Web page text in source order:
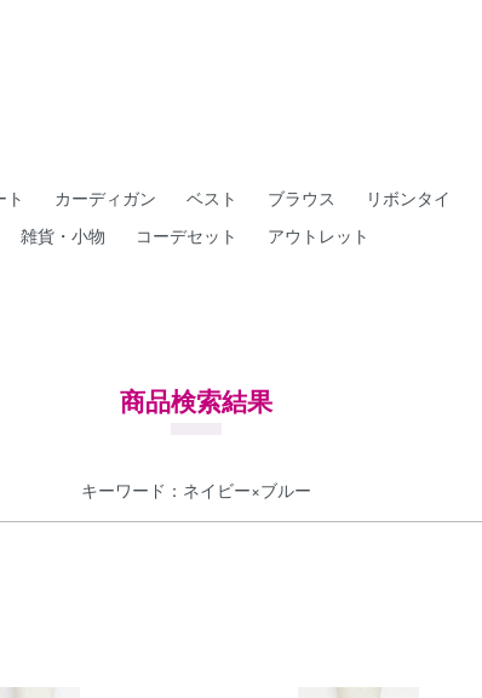
ト カーディガン ベスト ブラウス リボンタイ
雑貨・小物 コーデセット アウトレット
商品検索結果
キーワード：ネイビー×ブルー